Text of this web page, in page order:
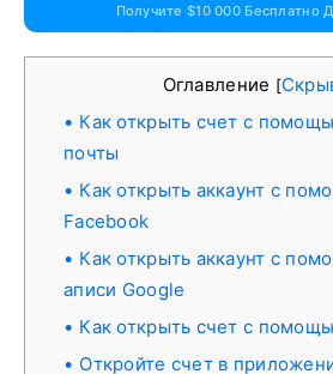
Получите $10 000 Бесплатно
Оглавление [
Как открыть счет с
почты
Как открыть аккаунт с
Facebook
Как открыть аккаунт с
аписи Google
Как открыть счет с
Откройте счет в